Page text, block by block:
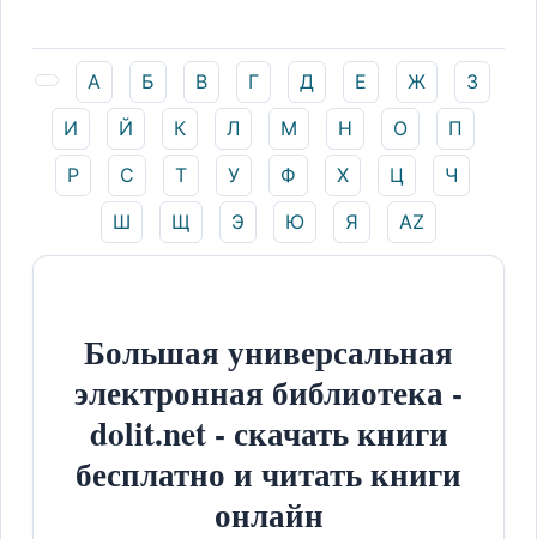
А Б В Г Д Е Ж
З
И
Й К Л М Н О
П
Р
С Т У Ф Х Ц
Ч
Ш
Щ Э Ю Я AZ
Большая универсальная
электронная библиотека -
dolit.net - скачать книги
бесплатно и читать книги
онлайн